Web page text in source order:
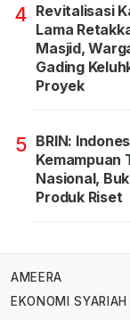
4 Revitalisasi
Lama
Masjid,
Gading
Proyek
5 BRIN:
Kemampuan
Nasional,
Produk Riset
AMEERA
EKONOMI SYARIAH